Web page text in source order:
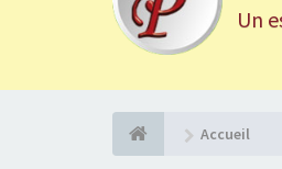
Un
Accueil